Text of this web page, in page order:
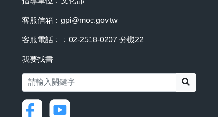
客服信箱： gpi@moc.gov.tw
客服電話：：02-2518-0207 分機22
我要找書